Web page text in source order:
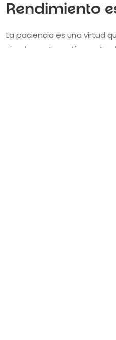
Rendimiento
La paciencia es una virtud
simplemente no tienen. En